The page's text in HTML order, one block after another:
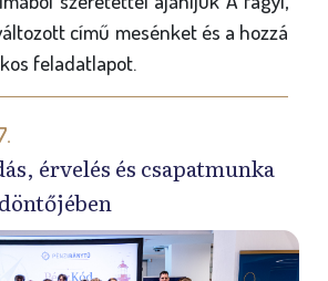
című mesénket és a hozzá
feladatlapot.
érvelés és csapatmunka